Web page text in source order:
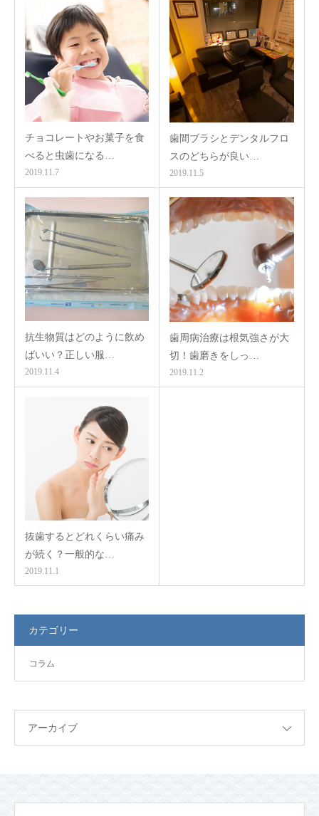
チョコレートやお菓子を食
べると虫歯になる…
2019.11.7
歯間ブラシとデンタルフロ
スのどちらが良い…
2019.11.5
抗生物質はどのように飲め
ばいい？正しい服…
2019.11.4
歯周病治療は根気強さが大
切！歯磨きをしっ…
2019.11.2
抜歯するとどれくらい痛み
が続く？一般的な…
2019.11.1
カテゴリー
コラム
アーカイブ